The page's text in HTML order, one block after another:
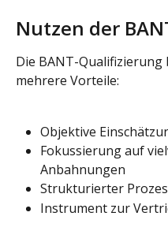
Nutzen der
Die BANT-
mehrere Vorteile:
Objektive
Fokussierung auf
Anbahnungen
Strukturierter
Instrument zur